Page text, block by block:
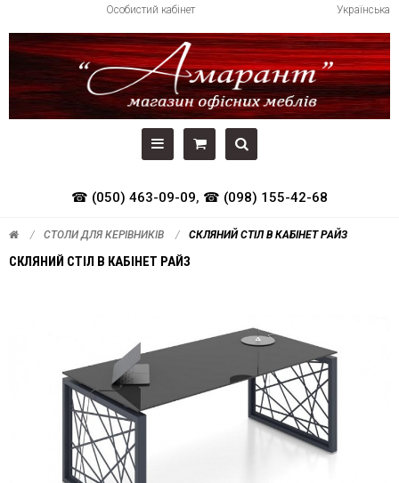
Українська
Особистий кабінет
☎ (050) 463-09-09, ☎ (098) 155-42-68
СТОЛИ ДЛЯ КЕРІВНИКІВ СКЛЯНИЙ СТІЛ В КАБІНЕТ РАЙЗ
СКЛЯНИЙ СТІЛ В КАБІНЕТ РАЙЗ